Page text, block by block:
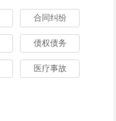
合同纠纷
债权债务
医疗事故